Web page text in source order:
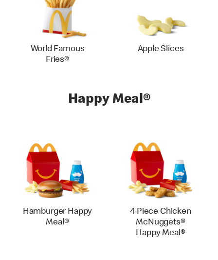
World Famous
Fries®
Apple Slices
Happy Meal®
Hamburger Happy
Meal®
4 Piece Chicken
McNuggets®
Happy Meal®